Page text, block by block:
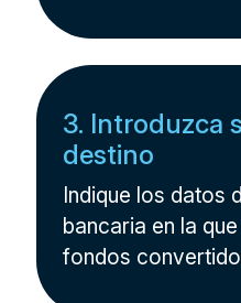
3. Introduzca
destino
Indique los datos
bancaria en la
fondos